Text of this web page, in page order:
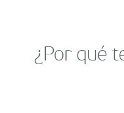
¿Por qué